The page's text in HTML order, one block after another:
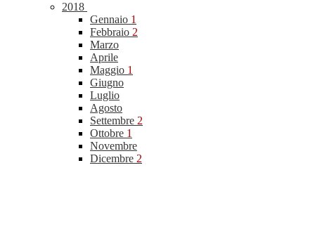
2018
Gennaio 1
Febbraio 2
Marzo
Aprile
Maggio 1
Giugno
Luglio
Agosto
Settembre 2
Ottobre 1
Novembre
Dicembre 2